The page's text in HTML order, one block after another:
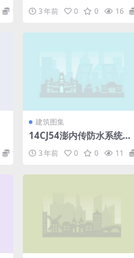
1.98
B).pdf
3 年前 0 0 16
1.98
建筑图集
14CJ54澎内传防水系统构
3 年前 0 0 11